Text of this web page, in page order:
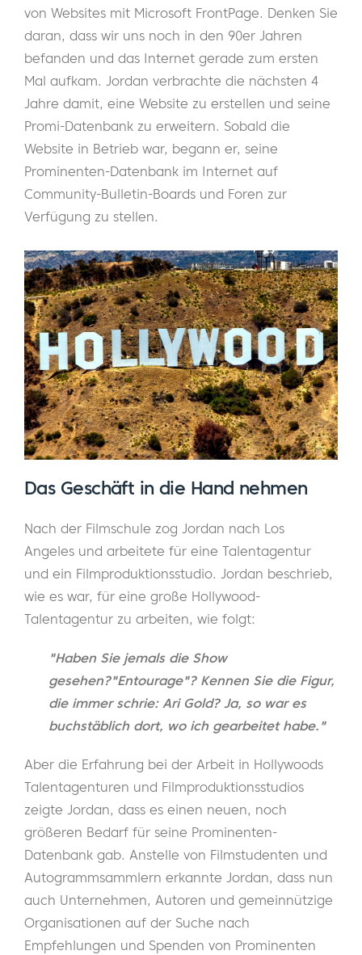
von Websites mit Microsoft FrontPage. Denken Sie
daran, dass wir uns noch in den 90er Jahren
befanden und das Internet gerade zum ersten
Mal aufkam. Jordan verbrachte die nächsten 4
Jahre damit, eine Website zu erstellen und seine
Promi-Datenbank zu erweitern. Sobald die
Website in Betrieb war, begann er, seine
Prominenten-Datenbank im Internet auf
Community-Bulletin-Boards und Foren zur
Verfügung zu stellen.
Das Geschäft in die Hand nehmen
Nach der Filmschule zog Jordan nach Los
Angeles und arbeitete für eine Talentagentur
und ein Filmproduktionsstudio. Jordan beschrieb,
wie es war, für eine große Hollywood-
Talentagentur zu arbeiten, wie folgt:
"Haben Sie jemals die Show
gesehen?"Entourage"? Kennen Sie die Figur,
die immer schrie: Ari Gold? Ja, so war es
buchstäblich dort, wo ich gearbeitet habe."
Aber die Erfahrung bei der Arbeit in Hollywoods
Talentagenturen und Filmproduktionsstudios
zeigte Jordan, dass es einen neuen, noch
größeren Bedarf für seine Prominenten-
Datenbank gab. Anstelle von Filmstudenten und
Autogrammsammlern erkannte Jordan, dass nun
auch Unternehmen, Autoren und gemeinnützige
Organisationen auf der Suche nach
Empfehlungen und Spenden von Prominenten